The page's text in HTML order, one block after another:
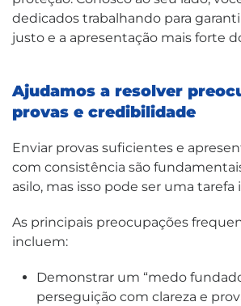
dedicados trabalhando para
justo e a apresentação mais forte
Ajudamos a resolver
provas e credibilidade
Enviar provas suficientes e
com consistência são
asilo, mas isso pode ser uma
As principais preocupações
incluem:
Demonstrar um “medo
perseguição com clareza e